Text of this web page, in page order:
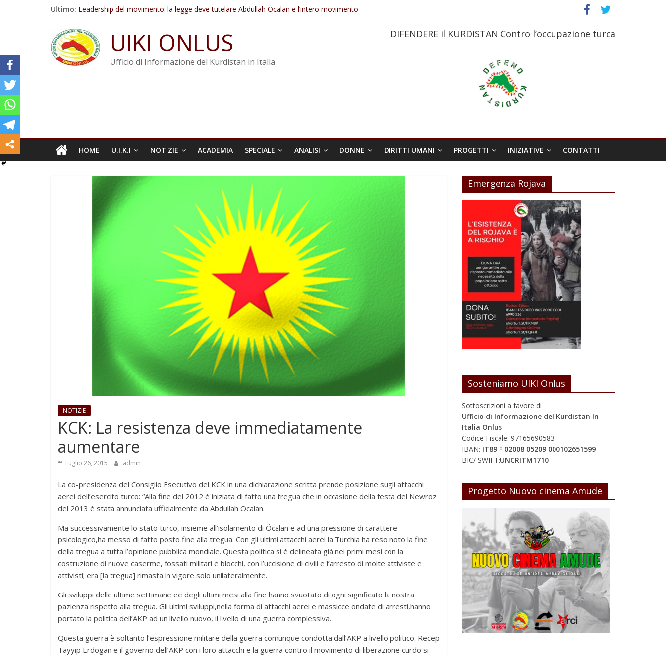
Ultimo: Leadership del movimento: la legge deve tutelare Abdullah Öcalan e l’intero movimento
Non tenere conto della situazione di Rêber Apo ostacolerebbe l’attuazione della legge
Il KNK chiede un’azione internazionale contro i crimini di guerra dell’Iran
Abdullah Öcalan: Le legge negativa deve essere trasformata in legge positiva
UIKI ONLUS
Ufficio di Informazione del Kurdistan in Italia
DIFENDERE il KURDISTAN Contro l’occupazione turca
HOME U.I.K.I NOTIZIE ACADEMIA SPECIALE ANALISI DONNE DIRITTI UMANI PROGETTI INIZIATIVE CONTATTI
NOTIZIE
KCK: La resistenza deve immediatamente
aumentare
Luglio 26, 2015 admin
La co-presidenza del Consiglio Esecutivo del KCK in una dichiarazione scritta prende posizione sugli attacchi
aerei dell’esercito turco: “Alla fine del 2012 è iniziata di fatto una tregua che in occasione della festa del Newroz
del 2013 è stata annunciata ufficialmente da Abdullah Öcalan.
Ma successivamente lo stato turco, insieme all’isolamento di Öcalan e ad una pressione di carattere
psicologico,ha messo di fatto posto fine alla tregua. Con gli ultimi attacchi aerei la Turchia ha reso noto la fine
della tregua a tutta l’opinione pubblica mondiale. Questa politica si è delineata già nei primi mesi con la
costruzione di nuove caserme, fossati militari e blocchi, con l’uccisione di civili e l’arresto di molte attiviste e
attivisti; era [la tregua] rimasta in vigore solo unilateralmente.
Gli sviluppi delle ultime settimane ee degli ultimi mesi alla fine hanno svuotato di ogni significato la nostra
pazienza rispetto alla tregua. Gli ultimi sviluppi,nella forma di attacchi aerei e massicce ondate di arresti,hanno
portato la politica dell’AKP ad un livello nuovo, il livello di una guerra complessiva.
Questa guerra è soltanto l’espressione militare della guerra comunque condotta dall’AKP a livello politico. Recep
Tayyip Erdogan e il governo dell’AKP con i loro attacchi e la guerra contro il movimento di liberazione curdo si
Emergenza Rojava
Sosteniamo UIKI Onlus
Sottoscrizioni a favore di
Ufficio di Informazione del Kurdistan In
Italia Onlus
Codice Fiscale: 97165690583
IBAN: IT89 F 02008 05209 000102651599
BIC/ SWIFT:UNCRITM1710
Progetto Nuovo cinema Amude